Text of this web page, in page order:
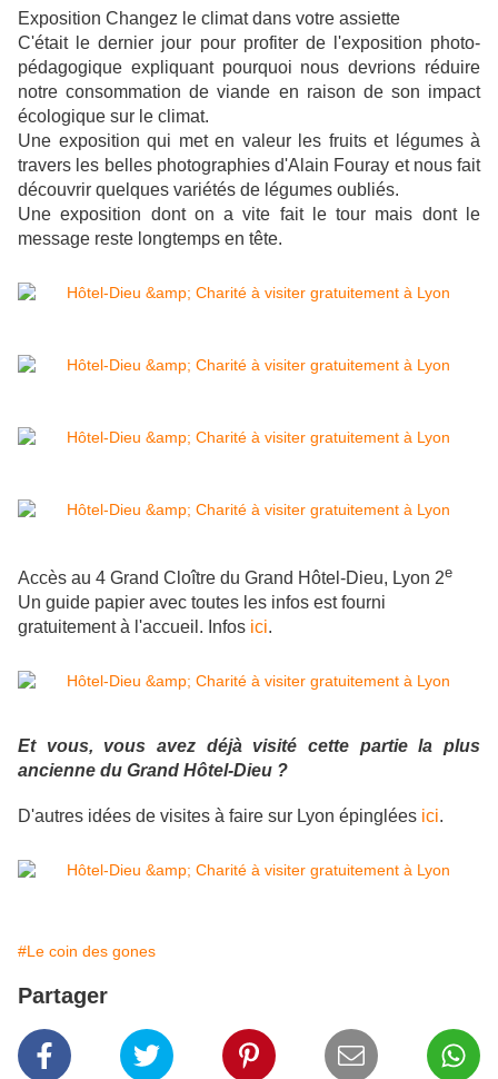
Exposition Changez le climat dans votre assiette
C'était le dernier jour pour profiter de l'exposition photo-
pédagogique expliquant pourquoi nous devrions réduire
notre consommation de viande en raison de son impact
écologique sur le climat.
Une exposition qui met en valeur les fruits et légumes à
travers les belles photographies d'Alain Fouray et nous fait
découvrir quelques variétés de légumes oubliés.
Une exposition dont on a vite fait le tour mais dont le
message reste longtemps en tête.
Accès au 4 Grand Cloître du Grand Hôtel-Dieu, Lyon 2e
Un guide papier avec toutes les infos est fourni
gratuitement à l'accueil. Infos ici.
Et vous, vous avez déjà visité cette partie la plus
ancienne du Grand Hôtel-Dieu ?
D'autres idées de visites à faire sur Lyon épinglées ici.
#Le coin des gones
Partager